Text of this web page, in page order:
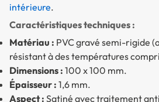
intérieure.
Caractéristiques techniques :
Matériau : PVC gravé semi-rigide
résistant à des températures
Dimensions : 100 x 100 mm.
Épaisseur : 1,6 mm.
Aspect : Satiné avec traitement